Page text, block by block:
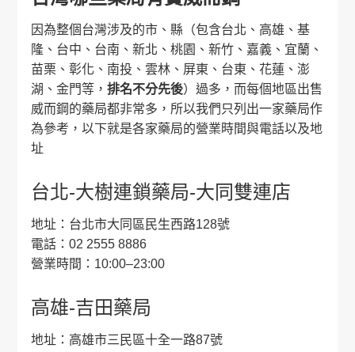
因為整個台灣涉及的市、縣（包含台北、高雄、基
隆、台中、台南、新北、桃園、新竹、嘉義、宜蘭、
苗栗、彰化、南投、雲林、屏東、台東、花蓮、澎
湖、金門等， 排名不分先後）過多，而每個地區出售
威而鋼的藥局都非常多，所以我們只列出一家藥局作
為參考，以下就是各家藥局的營業時間與電話以及地
址
台北-大樹連鎖藥局-大同雙連店
地址：台北市大同區民生西路128號
電話：02 2555 8886
營業時間：10:00–23:00
高雄-吉田藥局
地址：高雄市三民區十全一路87號